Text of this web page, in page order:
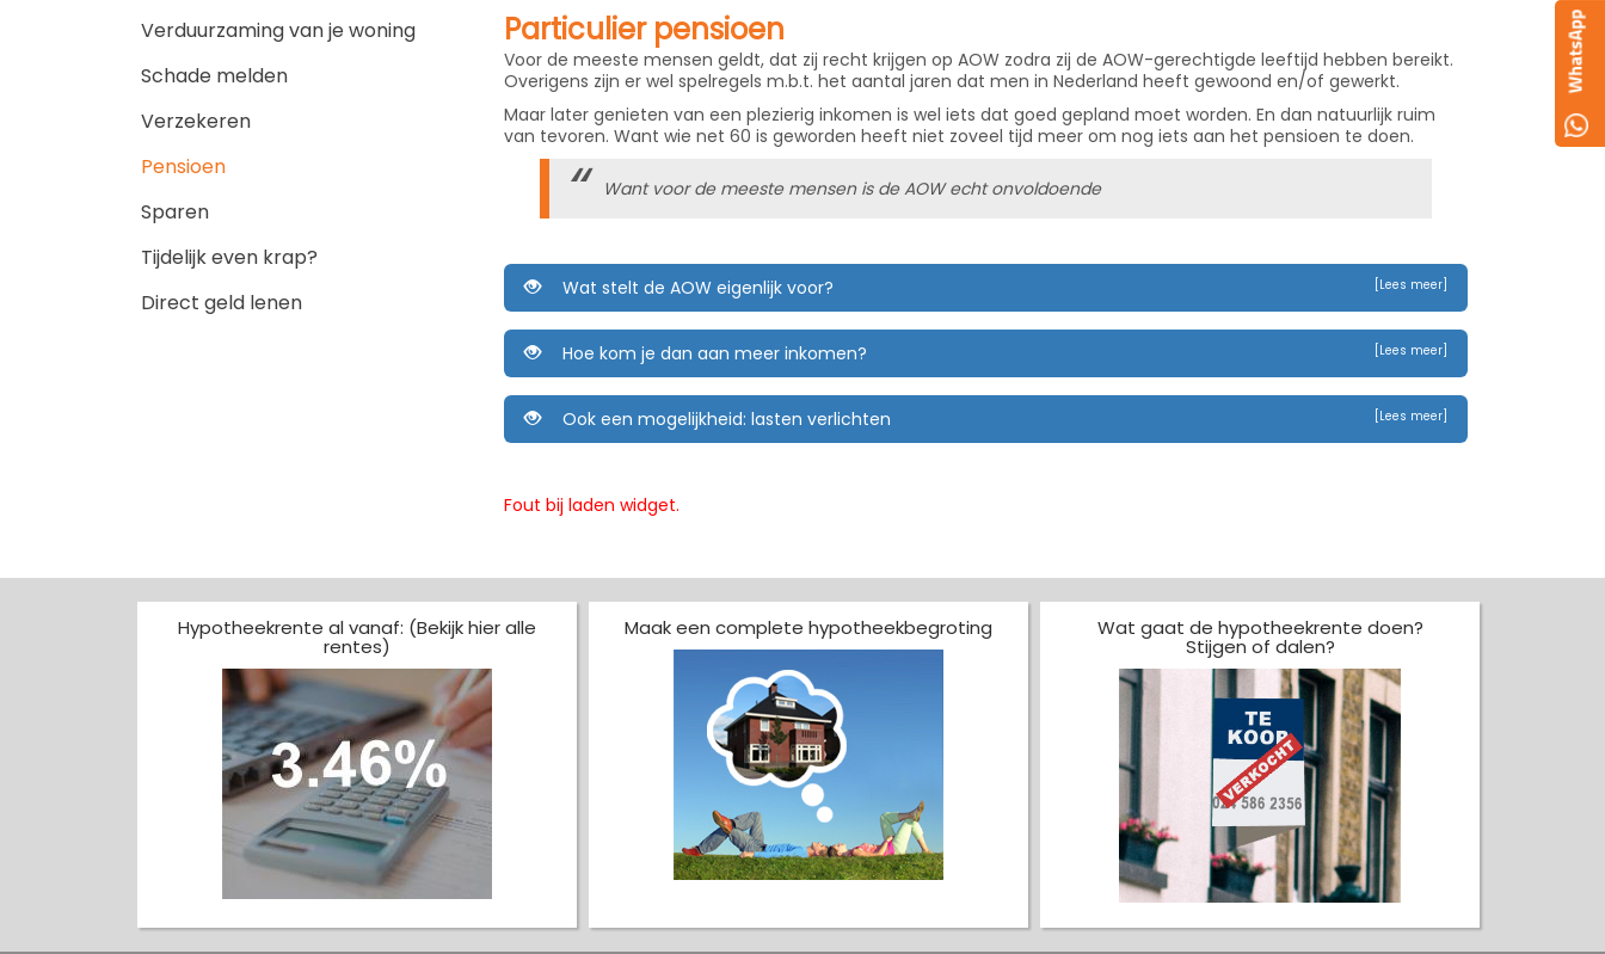
Verduurzaming van je woning
Schade melden
Verzekeren
Pensioen
Sparen
Tijdelijk even krap?
Direct geld lenen
Particulier pensioen
Voor de meeste mensen geldt, dat zij recht krijgen op AOW zodra zij de AOW-gerechtigde leeftijd hebben bereikt.
Overigens zijn er wel spelregels m.b.t. het aantal jaren dat men in Nederland heeft gewoond en/of gewerkt.
Maar later genieten van een plezierig inkomen is wel iets dat goed gepland moet worden. En dan natuurlijk ruim
van tevoren. Want wie net 60 is geworden heeft niet zoveel tijd meer om nog iets aan het pensioen te doen.
Want voor de meeste mensen is de AOW echt onvoldoende
Wat stelt de AOW eigenlijk voor? [Lees meer]
Hoe kom je dan aan meer inkomen? [Lees meer]
Ook een mogelijkheid: lasten verlichten [Lees meer]
Fout bij laden widget.
Hypotheekrente al vanaf: (Bekijk hier alle
rentes)
Maak een complete hypotheekbegroting Wat gaat de hypotheekrente doen?
Stijgen of dalen?